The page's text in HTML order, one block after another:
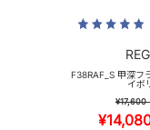
F38RAF_S 甲深フ
イボ
¥17,600